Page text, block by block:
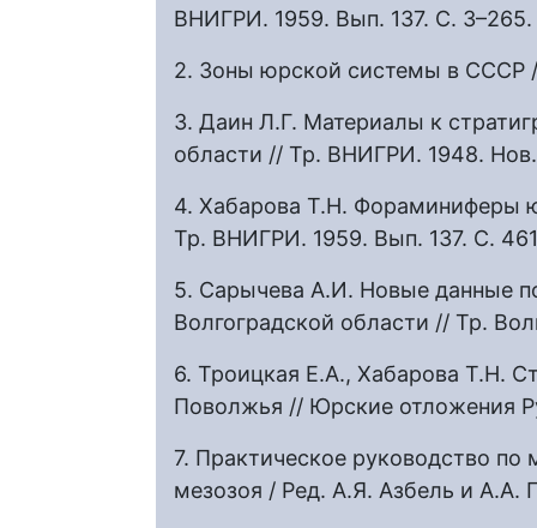
ВНИГРИ. 1959. Вып. 137. С. 3–265.
2. Зоны юрской системы в СССР
3. Даин Л.Г. Материалы к
области // Тр. ВНИГРИ. 1948.
4. Хабарова Т.Н. Фораминиферы
Тр. ВНИГРИ. 1959. Вып. 137. С.
5. Сарычева А.И. Новые данные
Волгоградской области // Тр.
6. Троицкая Е.А., Хабарова Т.Н.
Поволжья // Юрские отложения
7. Практическое руководство
мезозоя / Ред. А.Я. Азбель и А.А.